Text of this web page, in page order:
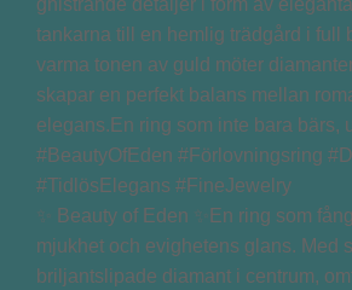
✨ Beauty of Eden ✨En ring som
mjukhet och evighetens glans. Med
briljantslipade diamant i centrum,